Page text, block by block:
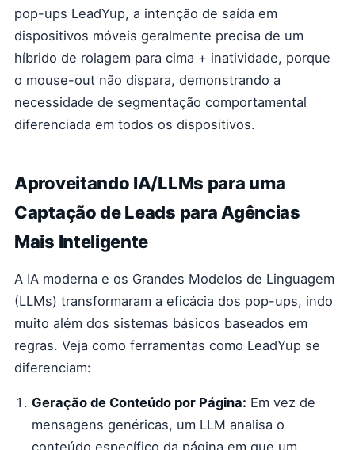
pop-ups LeadYup, a intenção de saída em
dispositivos móveis geralmente precisa de um
híbrido de rolagem para cima + inatividade, porque
o mouse-out não dispara, demonstrando a
necessidade de segmentação comportamental
diferenciada em todos os dispositivos.
Aproveitando IA/LLMs para uma
Captação de Leads para Agências
Mais Inteligente
A IA moderna e os Grandes Modelos de Linguagem
(LLMs) transformaram a eficácia dos pop-ups, indo
muito além dos sistemas básicos baseados em
regras. Veja como ferramentas como LeadYup se
diferenciam:
Geração de Conteúdo por Página: Em vez de
mensagens genéricas, um LLM analisa o
conteúdo específico da página em que um